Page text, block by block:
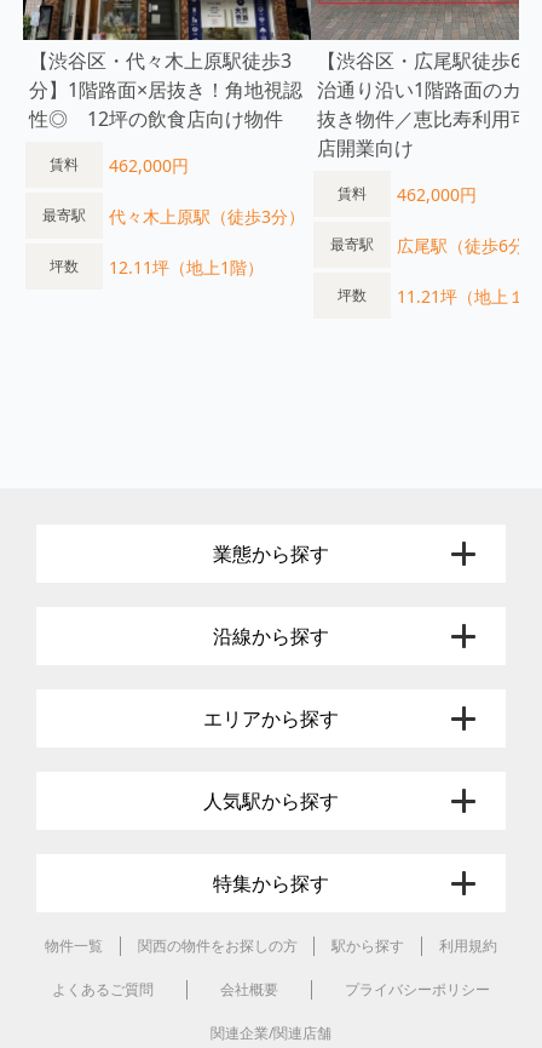
【渋谷区・代々木上原駅徒歩3
分】1階路面×居抜き！角地視認
性◎ 12坪の飲食店向け物件
賃料 462,000円
最寄駅 代々木上原駅（徒歩3分）
坪数 12.11坪（地上1階）
【渋谷区・広尾駅徒歩6
治通り沿い1階路面のカ
抜き物件／恵比寿利用可
店開業向け
賃料 462,000円
最寄駅 広尾駅（徒歩6分）
坪数 11.21坪（地上１
業態から探す
沿線から探す
エリアから探す
人気駅から探す
特集から探す
物件一覧 関西の物件をお探しの方 駅から探す 利用規約
よくあるご質問 会社概要 プライバシーポリシー
関連企業/関連店舗